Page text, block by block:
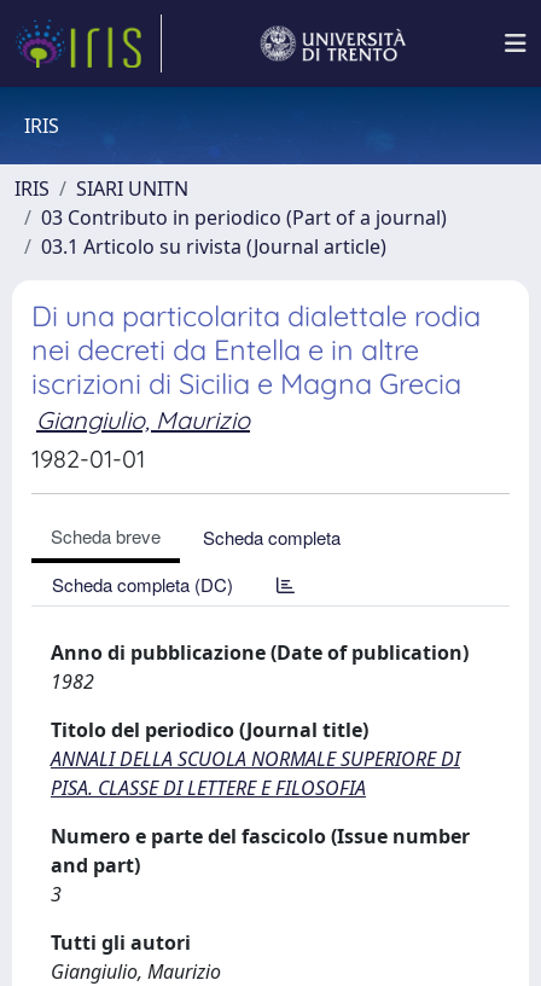
IRIS
IRIS
SIARI UNITN
03 Contributo in periodico (Part of a journal)
03.1 Articolo su rivista (Journal article)
Di una particolarita dialettale rodia
nei decreti da Entella e in altre
iscrizioni di Sicilia e Magna Grecia
Giangiulio, Maurizio
1982-01-01
Scheda breve
Scheda completa
Scheda completa (DC)
Anno di pubblicazione (Date of publication)
1982
Titolo del periodico (Journal title)
ANNALI DELLA SCUOLA NORMALE SUPERIORE DI
PISA. CLASSE DI LETTERE E FILOSOFIA
Numero e parte del fascicolo (Issue number
and part)
3
Tutti gli autori
Giangiulio, Maurizio